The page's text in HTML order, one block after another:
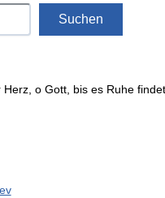
Suchen
Herz, o Gott, bis es Ruhe